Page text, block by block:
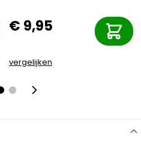
€ 9,95
vergelijken